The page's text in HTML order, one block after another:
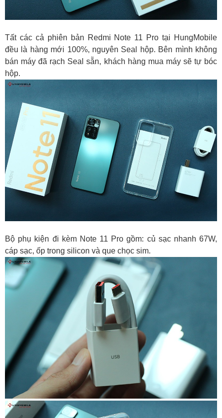
Tất các cả phiên bản Redmi Note 11 Pro tại HungMobile
đều là hàng mới 100%, nguyên Seal hộp. Bên mình không
bán máy đã rạch Seal sẵn, khách hàng mua máy sẽ tự bóc
hộp.
Bộ phụ kiện đi kèm Note 11 Pro gồm: củ sạc nhanh 67W,
cáp sạc, ốp trong silicon và que chọc sim.